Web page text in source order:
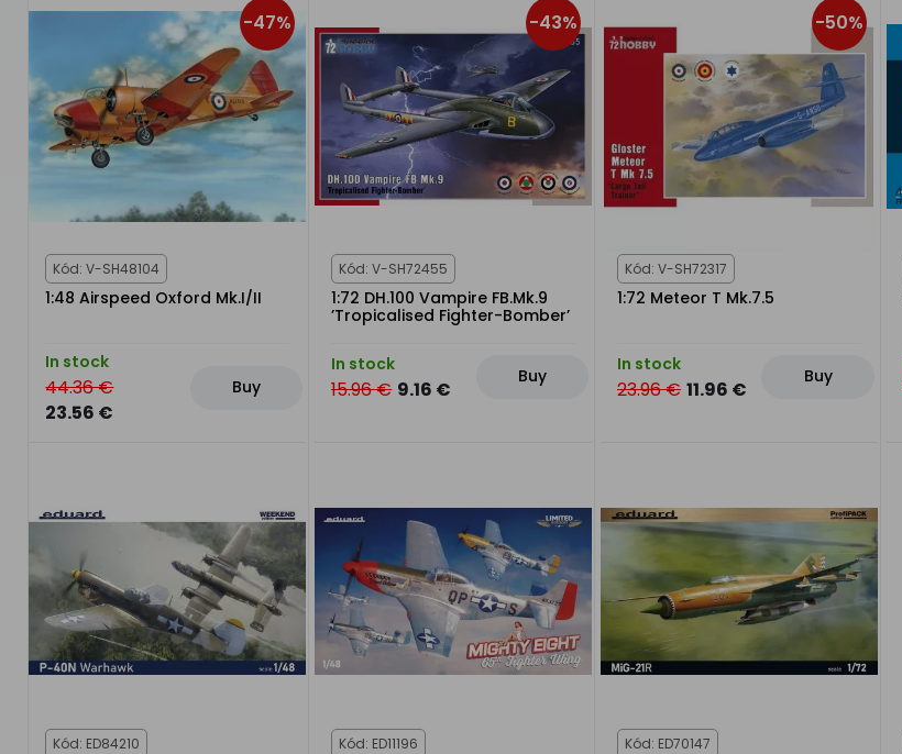
-47%
Kód: V-SH48104
1:48 Airspeed Oxford Mk.I/II
In stock
44.36 €
23.56 €
Buy
-43%
Kód: V-SH72455
1:72 DH.100 Vampire FB.Mk.9
’Tropicalised Fighter-Bomber’
In stock
15.96 € 9.16 €
Buy
-50%
Kód: V-SH72317
1:72 Meteor T Mk.7.5
In stock
23.96 € 11.96 €
Buy
Kód: ED84210 Kód: ED11196 Kód: ED70147